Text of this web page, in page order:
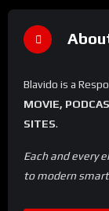
Blavido is a
MOVIE,
SITES.
Each and every
to modern